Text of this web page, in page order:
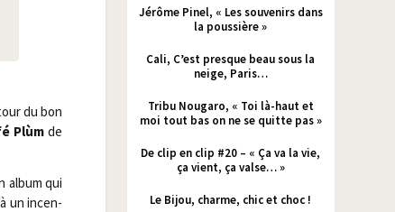
du bon
Plùmde
album qui
un incen­
Jérôme Pinel, « Les souvenirs dans
la poussière »
Cali, C’est presque beau sous la
neige, Paris…
Tribu Nougaro, « Toi là-haut et
moi tout bas on ne se quitte pas »
De clip en clip #20 – « Ça va la vie,
ça vient, ça valse… »
Le Bijou, charme, chic et choc !